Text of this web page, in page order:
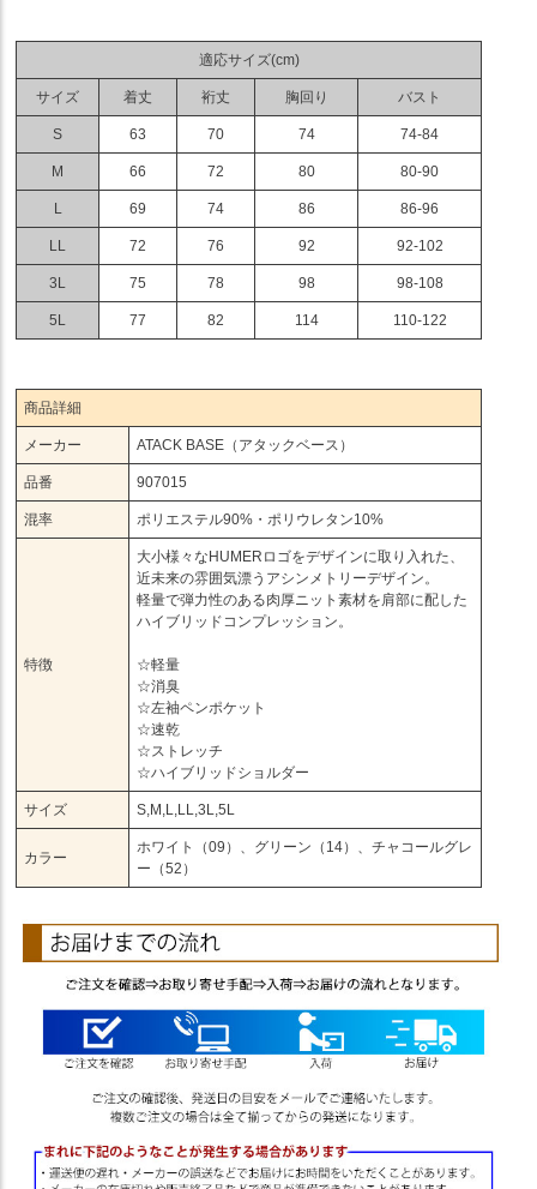
適応サイズ(cm)
サイズ 着丈 裄丈 胸回り バスト
S 63 70 74 74-84
M 66 72 80 80-90
L 69 74 86 86-96
LL 72 76 92 92-102
3L 75 78 98 98-108
5L 77 82 114 110-122
商品詳細
メーカー ATACK BASE（アタックベース）
品番 907015
混率 ポリエステル90%・ポリウレタン10%
特徴
大小様々なHUMERロゴをデザインに取り入れた、
近未来の雰囲気漂うアシンメトリーデザイン。
軽量で弾力性のある肉厚ニット素材を肩部に配した
ハイブリッドコンプレッション。
☆軽量
☆消臭
☆左袖ペンポケット
☆速乾
☆ストレッチ
☆ハイブリッドショルダー
サイズ S,M,L,LL,3L,5L
カラー
ホワイト（09）、グリーン（14）、チャコールグレ
ー（52）